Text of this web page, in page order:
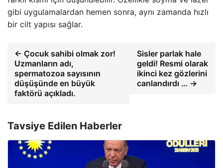
gibi uygulamalardan hemen sonra, aynı zamanda hızlı
bir cilt yapısı sağlar.
← Çocuk sahibi olmak zor!
Uzmanların adı,
spermatozoa sayısının
düşüşünde en büyük
faktörü açıkladı.
Sisler parlak hale
geldi! Resmi olarak
ikinci kez gözlerini
canlandırdı … →
Tavsiye Edilen Haberler